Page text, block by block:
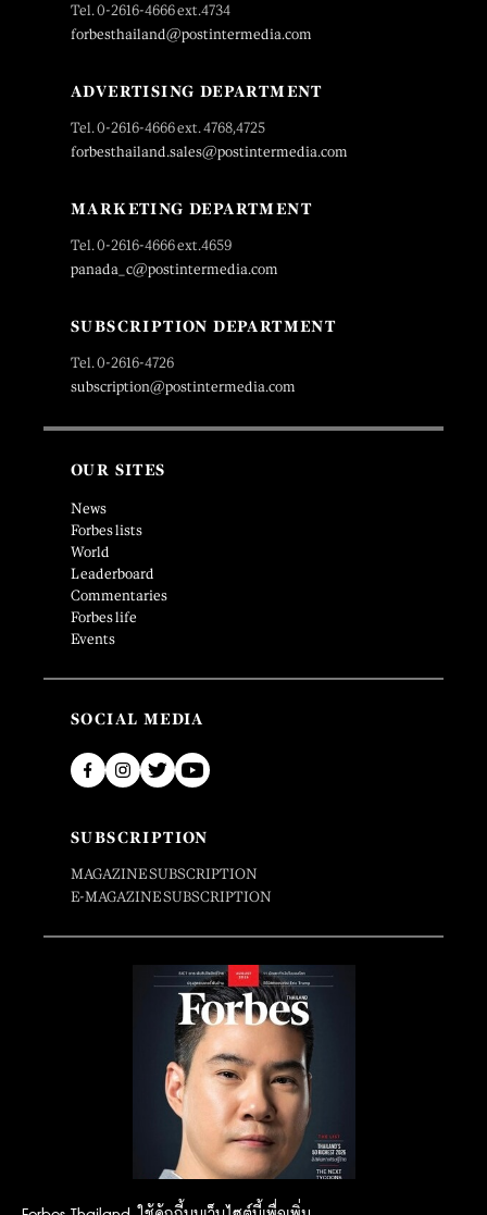
Tel. 0-2616-4666 ext.4734
forbesthailand@postintermedia.com
ADVERTISING DEPARTMENT
Tel. 0-2616-4666 ext. 4768,4725
forbesthailand.sales@postintermedia.com
MARKETING DEPARTMENT
Tel. 0-2616-4666 ext.4659
panada_c@postintermedia.com
SUBSCRIPTION DEPARTMENT
Tel. 0-2616-4726
subscription@postintermedia.com
OUR SITES
News
Forbes lists
World
Leaderboard
Commentaries
Forbes life
Events
SOCIAL MEDIA
SUBSCRIPTION
MAGAZINE SUBSCRIPTION
E-MAGAZINE SUBSCRIPTION